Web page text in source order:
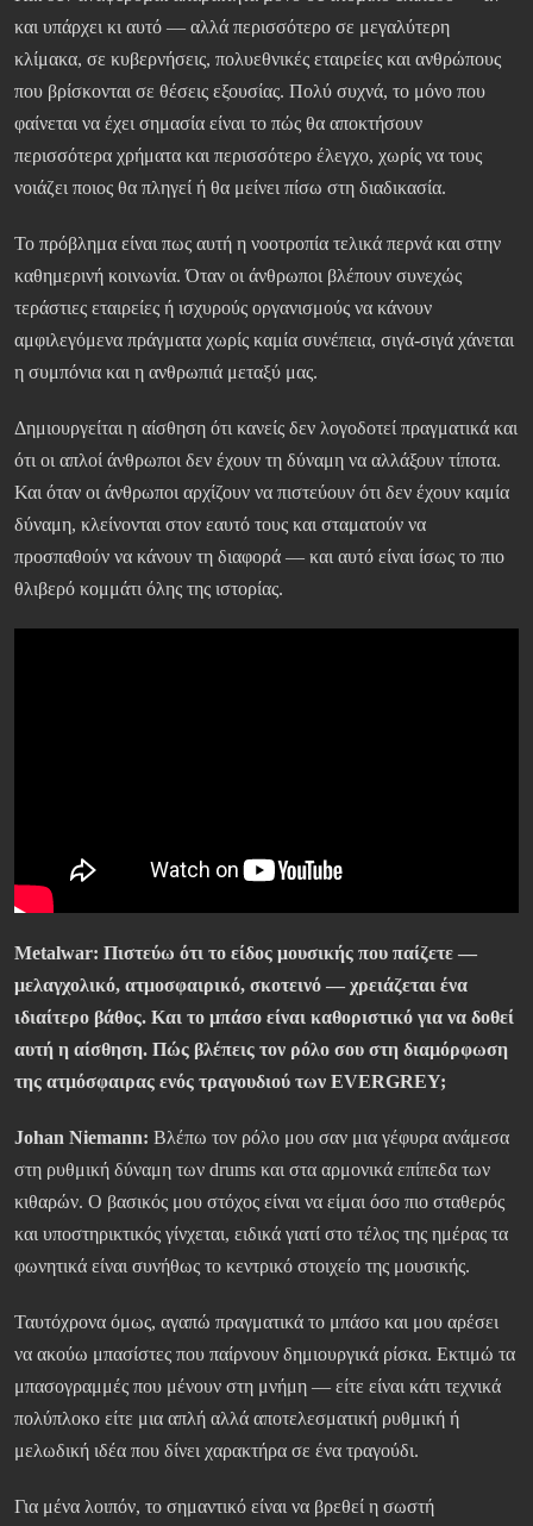
και υπάρχει κι αυτό — αλλά περισσότερο σε μεγαλύτερη
κλίμακα, σε κυβερνήσεις, πολυεθνικές εταιρείες και ανθρώπους
που βρίσκονται σε θέσεις εξουσίας. Πολύ συχνά, το μόνο που
φαίνεται να έχει σημασία είναι το πώς θα αποκτήσουν
περισσότερα χρήματα και περισσότερο έλεγχο, χωρίς να τους
νοιάζει ποιος θα πληγεί ή θα μείνει πίσω στη διαδικασία.
Το πρόβλημα είναι πως αυτή η νοοτροπία τελικά περνά και στην
καθημερινή κοινωνία. Όταν οι άνθρωποι βλέπουν συνεχώς
τεράστιες εταιρείες ή ισχυρούς οργανισμούς να κάνουν
αμφιλεγόμενα πράγματα χωρίς καμία συνέπεια, σιγά-σιγά χάνεται
η συμπόνια και η ανθρωπιά μεταξύ μας.
Δημιουργείται η αίσθηση ότι κανείς δεν λογοδοτεί πραγματικά και
ότι οι απλοί άνθρωποι δεν έχουν τη δύναμη να αλλάξουν τίποτα.
Και όταν οι άνθρωποι αρχίζουν να πιστεύουν ότι δεν έχουν καμία
δύναμη, κλείνονται στον εαυτό τους και σταματούν να
προσπαθούν να κάνουν τη διαφορά — και αυτό είναι ίσως το πιο
θλιβερό κομμάτι όλης της ιστορίας.
Metalwar: Πιστεύω ότι το είδος μουσικής που παίζετε —
μελαγχολικό, ατμοσφαιρικό, σκοτεινό — χρειάζεται ένα
ιδιαίτερο βάθος. Και το μπάσο είναι καθοριστικό για να δοθεί
αυτή η αίσθηση. Πώς βλέπεις τον ρόλο σου στη διαμόρφωση
της ατμόσφαιρας ενός τραγουδιού των EVERGREY;
Johan Niemann: Βλέπω τον ρόλο μου σαν μια γέφυρα ανάμεσα
στη ρυθμική δύναμη των drums και στα αρμονικά επίπεδα των
κιθαρών. Ο βασικός μου στόχος είναι να είμαι όσο πιο σταθερός
και υποστηρικτικός γίνχεται, ειδικά γιατί στο τέλος της ημέρας τα
φωνητικά είναι συνήθως το κεντρικό στοιχείο της μουσικής.
Ταυτόχρονα όμως, αγαπώ πραγματικά το μπάσο και μου αρέσει
να ακούω μπασίστες που παίρνουν δημιουργικά ρίσκα. Εκτιμώ τα
μπασογραμμές που μένουν στη μνήμη — είτε είναι κάτι τεχνικά
πολύπλοκο είτε μια απλή αλλά αποτελεσματική ρυθμική ή
μελωδική ιδέα που δίνει χαρακτήρα σε ένα τραγούδι.
Για μένα λοιπόν, το σημαντικό είναι να βρεθεί η σωστή